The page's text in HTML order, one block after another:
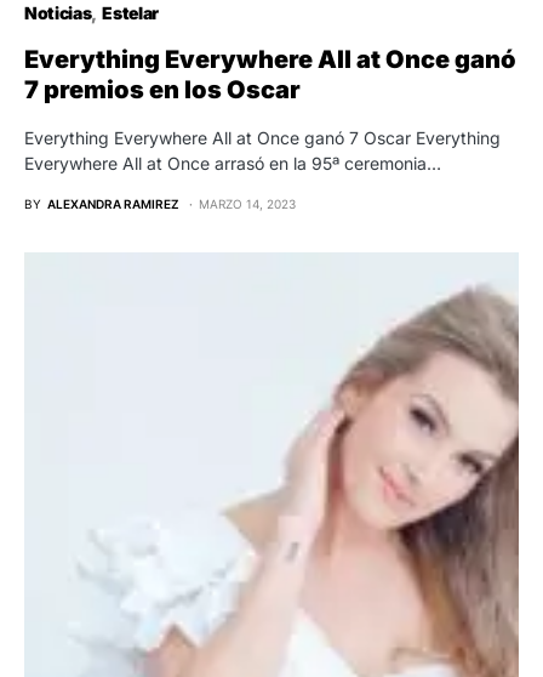
Noticias Estelar
Everything Everywhere All at Once ganó
7 premios en los Oscar
Everything Everywhere All at Once ganó 7 Oscar Everything
Everywhere All at Once arrasó en la 95ª ceremonia…
BY ALEXANDRA RAMIREZ MARZO 14, 2023